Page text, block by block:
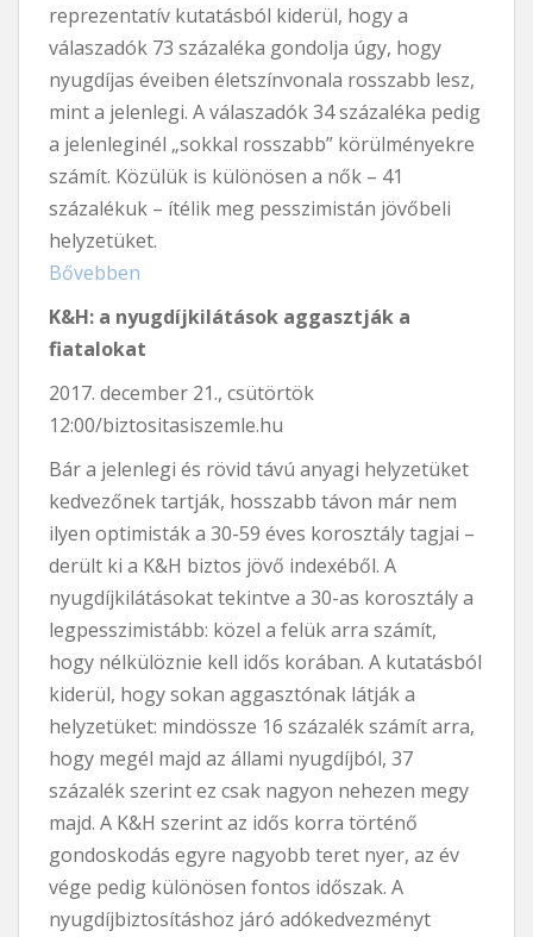
reprezentatív kutatásból kiderül, hogy a
válaszadók 73 százaléka gondolja úgy, hogy
nyugdíjas éveiben életszínvonala rosszabb lesz,
mint a jelenlegi. A válaszadók 34 százaléka pedig
a jelenleginél „sokkal rosszabb” körülményekre
számít. Közülük is különösen a nők – 41
százalékuk – ítélik meg pesszimistán jövőbeli
helyzetüket.
Bővebben
K&H: a nyugdíjkilátások aggasztják a
fiatalokat
2017. december 21., csütörtök
12:00/biztositasiszemle.hu
Bár a jelenlegi és rövid távú anyagi helyzetüket
kedvezőnek tartják, hosszabb távon már nem
ilyen optimisták a 30-59 éves korosztály tagjai –
derült ki a K&H biztos jövő indexéből. A
nyugdíjkilátásokat tekintve a 30-as korosztály a
legpesszimistább: közel a felük arra számít,
hogy nélkülöznie kell idős korában. A kutatásból
kiderül, hogy sokan aggasztónak látják a
helyzetüket: mindössze 16 százalék számít arra,
hogy megél majd az állami nyugdíjból, 37
százalék szerint ez csak nagyon nehezen megy
majd. A K&H szerint az idős korra történő
gondoskodás egyre nagyobb teret nyer, az év
vége pedig különösen fontos időszak. A
nyugdíjbiztosításhoz járó adókedvezményt